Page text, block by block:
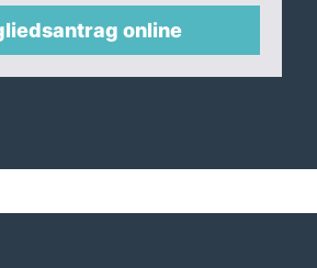
online